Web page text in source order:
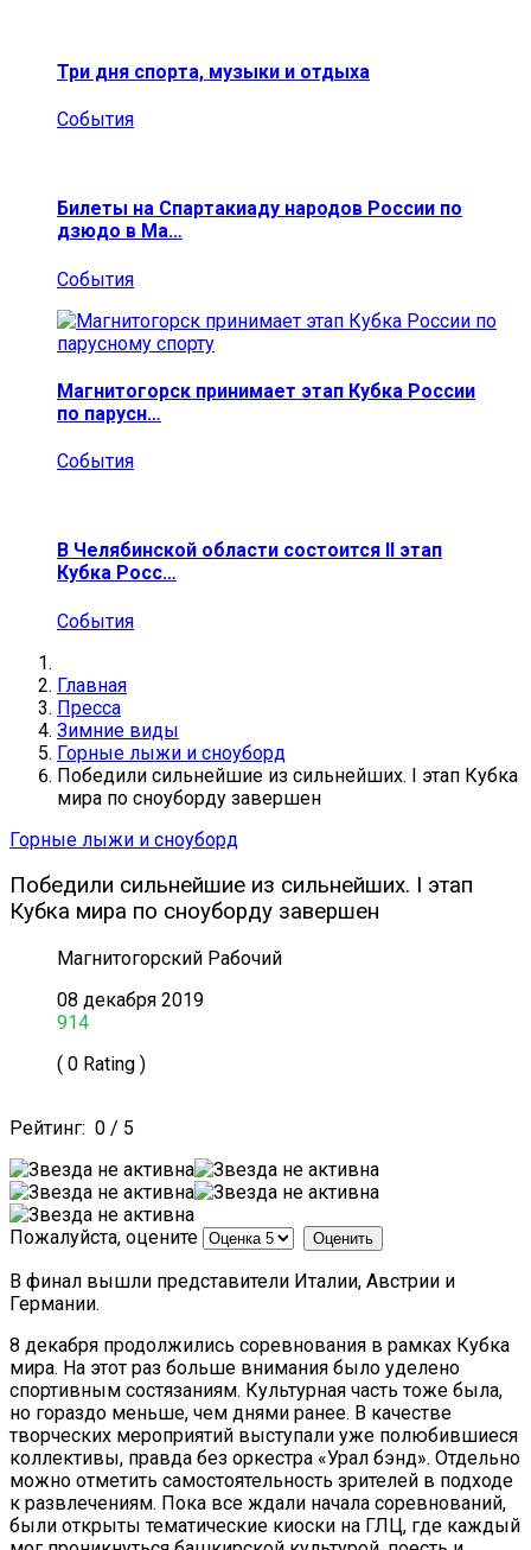
Три дня спорта, музыки и отдыха
События
Билеты на Спартакиаду народов России по
дзюдо в Ма…
События
Магнитогорск принимает этап Кубка России
по парусн…
События
В Челябинской области состоится II этап
Кубка Росс…
События
Главная
Пресса
Зимние виды
Горные лыжи и сноуборд
Победили сильнейшие из сильнейших. I этап Кубка
мира по сноуборду завершен
Горные лыжи и сноуборд
Победили сильнейшие из сильнейших. I этап
Кубка мира по сноуборду завершен
Магнитогорский Рабочий
08 декабря 2019
914
( 0 Rating )
Рейтинг: 0 / 5
Пожалуйста, оцените
В финал вышли представители Италии, Австрии и
Германии.
8 декабря продолжились соревнования в рамках Кубка
мира. На этот раз больше внимания было уделено
спортивным состязаниям. Культурная часть тоже была,
но гораздо меньше, чем днями ранее. В качестве
творческих мероприятий выступали уже полюбившиеся
коллективы, правда без оркестра «Урал бэнд». Отдельно
можно отметить самостоятельность зрителей в подходе
к развлечениям. Пока все ждали начала соревнований,
были открыты тематические киоски на ГЛЦ, где каждый